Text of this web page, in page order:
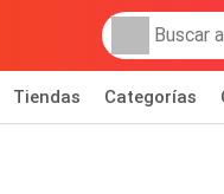
Tiendas Categorías